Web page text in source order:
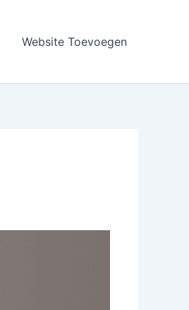
Website Toevoegen